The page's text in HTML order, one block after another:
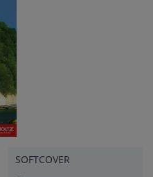
SOFTCOVER